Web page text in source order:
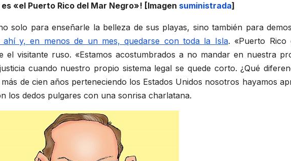
es «el Puerto Rico del Mar Negro»! [Imagen suministrada]
solo para enseñarle la belleza de sus playas, sino también para
y, en menos de un mes, quedarse con toda la Isla. «Puerto Rico
el visitante ruso. «Estamos acostumbrados a no mandar en nuestra
cuando nuestro propio sistema legal se quede corto. ¿Qué
de cien años perteneciendo los Estados Unidos nosotros hayamos
los dedos pulgares con una sonrisa charlatana.